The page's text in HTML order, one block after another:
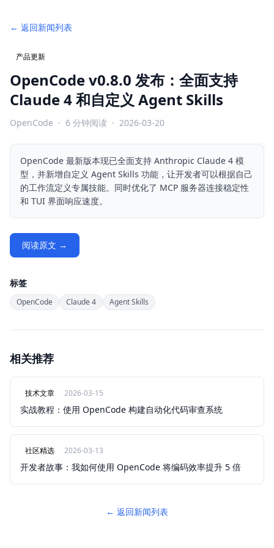
← 返回新闻列表
产品更新
OpenCode v0.8.0 发布：全面支持
Claude 4 和自定义 Agent Skills
OpenCode · 6 分钟阅读 · 2026-03-20
OpenCode 最新版本现已全面支持 Anthropic Claude 4 模
型，并新增自定义 Agent Skills 功能，让开发者可以根据自己
的工作流定义专属技能。同时优化了 MCP 服务器连接稳定性
和 TUI 界面响应速度。
阅读原文 →
标签
OpenCode Claude 4 Agent Skills
相关推荐
技术文章 2026-03-15
实战教程：使用 OpenCode 构建自动化代码审查系统
社区精选 2026-03-13
开发者故事：我如何使用 OpenCode 将编码效率提升 5 倍
← 返回新闻列表